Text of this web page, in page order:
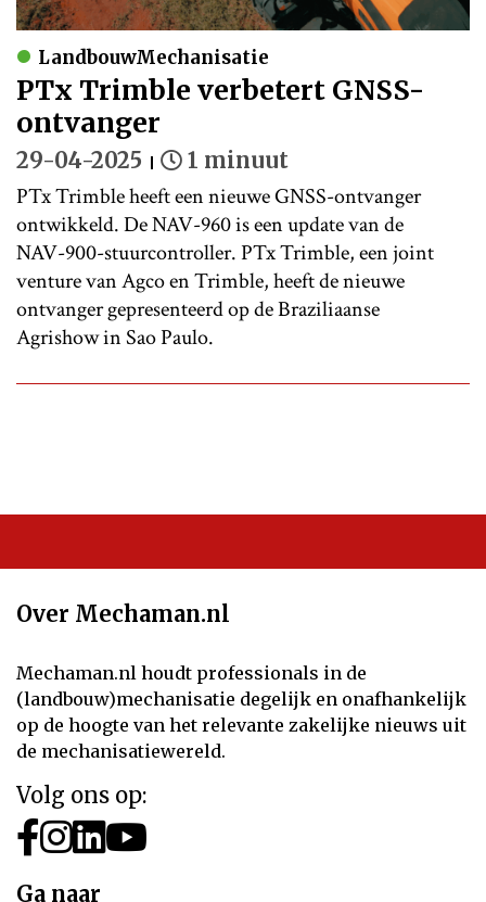
LandbouwMechanisatie
PTx Trimble verbetert GNSS-
ontvanger
29-04-2025 1 minuut
PTx Trimble heeft een nieuwe GNSS-ontvanger
ontwikkeld. De NAV-960 is een update van de
NAV-900-stuurcontroller. PTx Trimble, een joint
venture van Agco en Trimble, heeft de nieuwe
ontvanger gepresenteerd op de Braziliaanse
Agrishow in Sao Paulo.
Over Mechaman.nl
Mechaman.nl houdt professionals in de
(landbouw)mechanisatie degelijk en onafhankelijk
op de hoogte van het relevante zakelijke nieuws uit
de mechanisatiewereld.
Volg ons op:
Ga naar